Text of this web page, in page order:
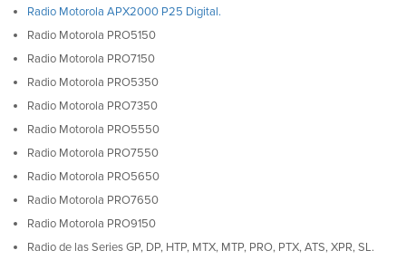
Radio Motorola APX2000 P25 Digital.
Radio Motorola PRO5150
Radio Motorola PRO7150
Radio Motorola PRO5350
Radio Motorola PRO7350
Radio Motorola PRO5550
Radio Motorola PRO7550
Radio Motorola PRO5650
Radio Motorola PRO7650
Radio Motorola PRO9150
Radio de las Series GP, DP, HTP, MTX, MTP, PRO, PTX, ATS, XPR, SL.